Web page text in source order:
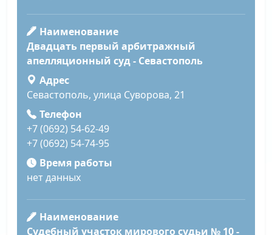
Наименование
Двадцать первый арбитражный
апелляционный суд - Севастополь
Адрес
Севастополь, улица Суворова, 21
Телефон
+7 (0692) 54-62-49
+7 (0692) 54-74-95
Время работы
нет данных
Наименование
Судебный участок мирового судьи № 10 -